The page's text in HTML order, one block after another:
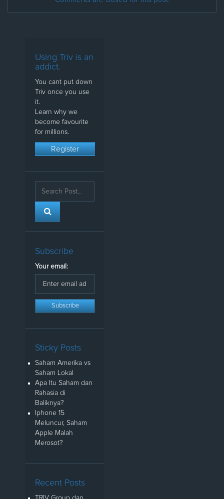
Using Triv is an
addict.
You cant put down
Triv once you use
it.
Learn why we
become favourite
for millions.
Register
Subscribe
Your email:
Sticky Posts
Saham Amerika vs
Saham Lokal
Apa Itu Saham dan
Rahasia di
Baliknya?
Iphone 15
Meluncur, Saham
Apple Malah
Merosot?
Recent Posts